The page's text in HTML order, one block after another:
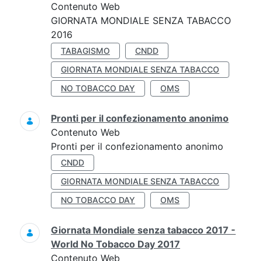
Contenuto Web
GIORNATA MONDIALE SENZA TABACCO
2016
TABAGISMO
CNDD
GIORNATA MONDIALE SENZA TABACCO
NO TOBACCO DAY
OMS
Pronti per il confezionamento anonimo
Contenuto Web
Pronti per il confezionamento anonimo
CNDD
GIORNATA MONDIALE SENZA TABACCO
NO TOBACCO DAY
OMS
Giornata Mondiale senza tabacco 2017 -
World No Tobacco Day 2017
Contenuto Web